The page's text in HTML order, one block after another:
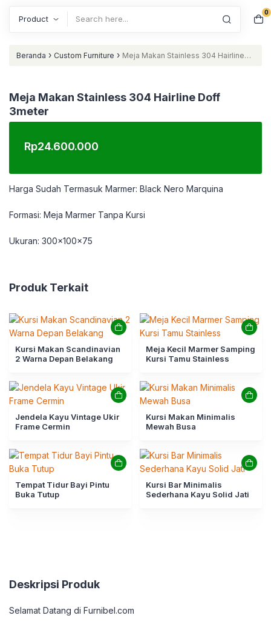
0
Beranda › Custom Furniture › Meja Makan Stainless 304 Hairline
Meja Makan Stainless 304 Hairline Doff
3meter
Rp24.600.000
Harga Sudah Termasuk Marmer: Black Nero Marquina
Formasi: Meja Marmer Tanpa Kursi
Ukuran: 300x100x75
Produk Terkait
Kursi Makan Scandinavian
2 Warna Depan Belakang
Meja Kecil Marmer Samping
Kursi Tamu Stainless
Jendela Kayu Vintage Ukir
Frame Cermin
Kursi Makan Minimalis
Mewah Busa
Tempat Tidur Bayi Pintu
Buka Tutup
Kursi Bar Minimalis
Sederhana Kayu Solid Jati
Deskripsi Produk
Selamat Datang di Furnibel.com